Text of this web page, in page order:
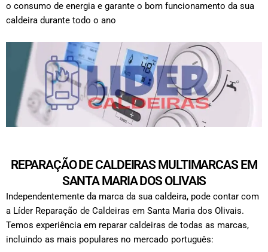
o consumo de energia e garante o bom funcionamento da sua
caldeira durante todo o ano
REPARAÇÃO DE CALDEIRAS MULTIMARCAS EM
SANTA MARIA DOS OLIVAIS
Independentemente da marca da sua caldeira, pode contar com
a Líder Reparação de Caldeiras em Santa Maria dos Olivais.
Temos experiência em reparar caldeiras de todas as marcas,
incluindo as mais populares no mercado português: